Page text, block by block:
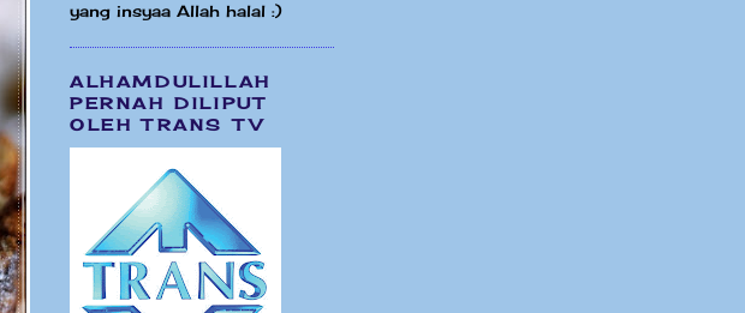
yang insyaa Allah halal :)
ALHAMDULILLAH
PERNAH DILIPUT
OLEH TRANS TV